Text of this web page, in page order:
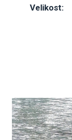
Velikost: